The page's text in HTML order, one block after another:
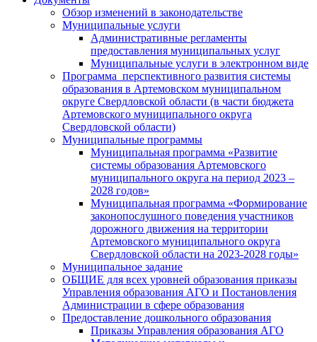
Обзор изменений в законодательстве
Муниципальные услуги
Административные регламенты
предоставления муниципальных услуг
Муниципальные услуги в электронном виде
Программа перспективного развития системы
образования в Артемовском муниципальном
округе Свердловской области (в части бюджета
Артемовского муниципального округа
Свердловской области)
Муниципальные программы
Муниципальная программа «Развитие
системы образования Артемовского
муниципального округа на период 2023 –
2028 годов»
Муниципальная программа «Формирование
законопослушного поведения участников
дорожного движения на территории
Артемовского муниципального округа
Свердловской области на 2023-2028 годы»
Муниципальное задание
ОБЩИЕ для всех уровней образования приказы
Управления образования АГО и Постановления
Администрации в сфере образования
Предоставление дошкольного образования
Приказы Управления образования АГО